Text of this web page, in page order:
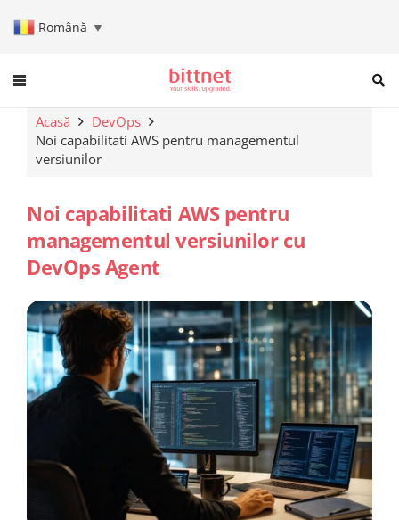
Română ▼
When autocomplete results
Acasă
DevOps
Noi capabilitati AWS pentru managementul
versiunilor
Noi capabilitati AWS pentru
managementul versiunilor cu
DevOps Agent